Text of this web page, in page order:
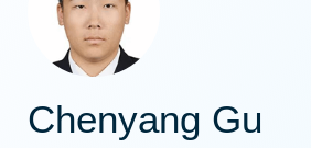
Chenyang Gu